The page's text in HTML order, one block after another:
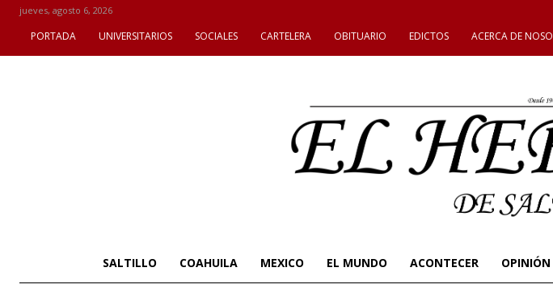
jueves, agosto 6, 2026
PORTADA UNIVERSITARIOS SOCIALES CARTELERA OBITUARIO EDICTOS ACERCA DE
SALTILLO COAHUILA MEXICO EL MUNDO ACONTECER OPINIÓN